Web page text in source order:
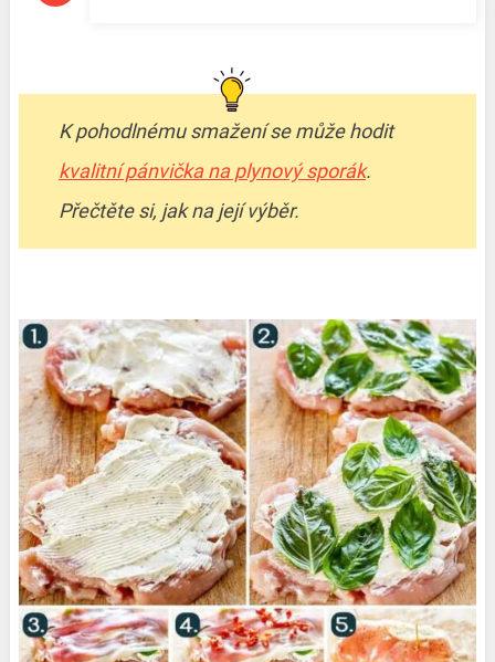
K pohodlnému smažení se může hodit
kvalitní pánvička na plynový sporák.
Přečtěte si, jak na její výběr.